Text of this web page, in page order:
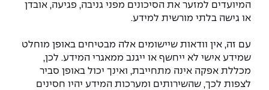
המיועדים למזער את הסיכונים מפני גניבה, פגיעה, אובדן
או גישה בלתי מורשית למידע.
עם זה, אין וודאות שיישומים אלה מבטיחים באופן מוחלט
שמידע אישי לא ייחשף או ייגנב ממאגרי המידע. לכן,
מכללת אפקה אינה מתחייבת, ואינך יכול באופן סביר
לצפות לכך, שהשירותים ומערכות המידע יהיו חסינים